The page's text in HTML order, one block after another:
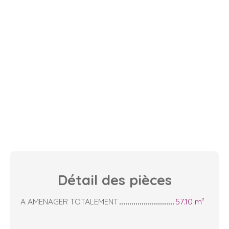
Détail des pièces
A AMENAGER TOTALEMENT 57.10 m²